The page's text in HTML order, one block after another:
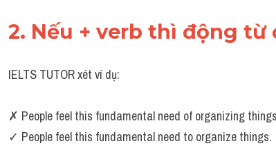
2. Nếu + verb thì động
IELTS TUTOR xét ví dụ:
✗ People feel this fundamental need of organizing
✓ People feel this fundamental need to organize things.